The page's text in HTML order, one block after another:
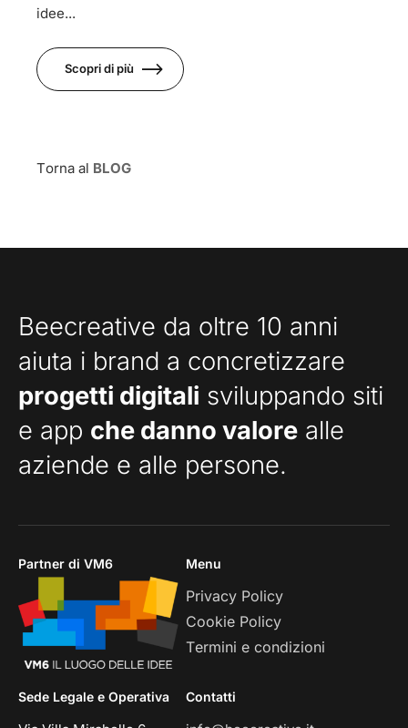
idee...
Scopri di più
Torna al BLOG
Beecreative da oltre 10 anni
aiuta i brand a concretizzare
progetti digitali sviluppando siti
e app che danno valore alle
aziende e alle persone.
Partner di VM6 Menu
Privacy Policy
Cookie Policy
Termini e condizioni
Sede Legale e Operativa Contatti